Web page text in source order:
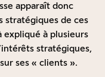
apparaît donc
stratégiques de ces
expliqué à plusieurs
stratégiques,
ses « clients ».